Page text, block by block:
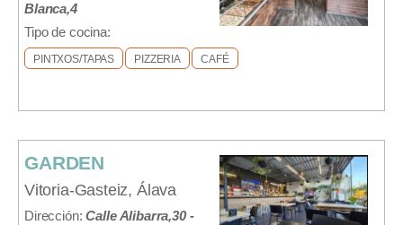
Blanca,4
Tipo de cocina:
PINTXOS/TAPAS PIZZERIA CAFÉ
GARDEN
Vitoria-Gasteiz, Álava
Dirección:Calle Alibarra,30 -